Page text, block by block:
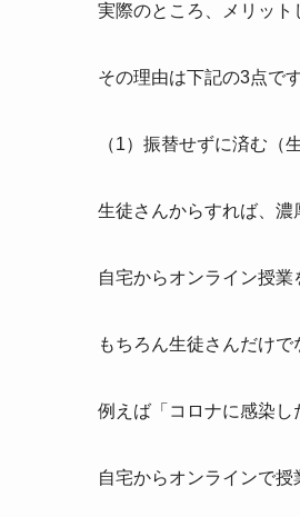
実際のところ、メリット
その理由は下記の3点です
（1）振替せずに済む（
生徒さんからすれば、濃
自宅からオンライン授業
もちろん生徒さんだけで
例えば「コロナに感染し
自宅からオンラインで授